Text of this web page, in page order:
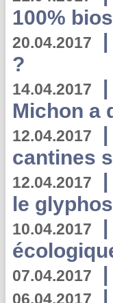
100%
20.04.2017 |
?
14.04.2017 |
Michon a
12.04.2017 |
cantines
12.04.2017 |
le
10.04.2017 |
07.04.2017 |
06.04.2017 |